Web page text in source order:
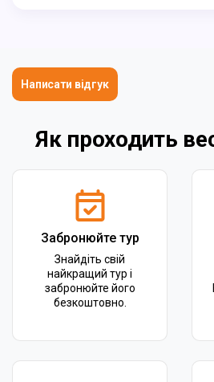
Написати відгук
Як проходить
Забронюйте тур
Знайдіть свій
найкращий тур і
забронюйте його
безкоштовно.